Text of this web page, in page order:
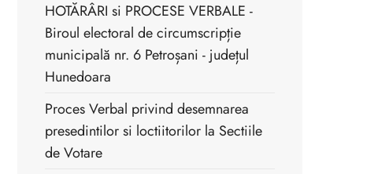
HOTĂRÂRI si PROCESE VERBALE -
Biroul electoral de circumscripție
municipală nr. 6 Petroșani - județul
Hunedoara
Proces Verbal privind desemnarea
presedintilor si loctiitorilor la Sectiile
de Votare